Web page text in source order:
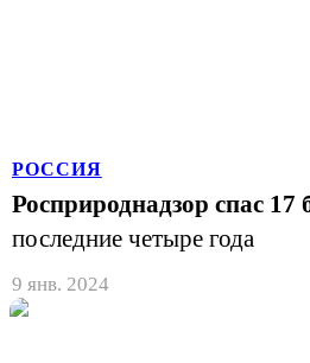
РОССИЯ
Росприроднадзор спас 17
последние четыре года
9 янв. 2024